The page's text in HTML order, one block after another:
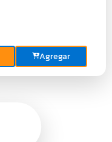
Agregar